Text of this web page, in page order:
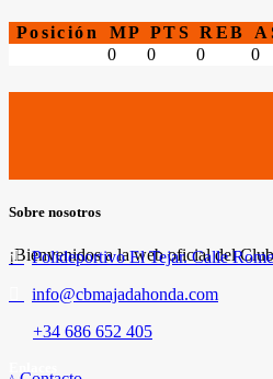
Posición MP PTS REB
0
0 0 0
Sobre nosotros
¡Bienvenidos a la web oficial del
Polideportivo El Tejar. Calle
info@cbmajadahonda.com
+34 686 652 405